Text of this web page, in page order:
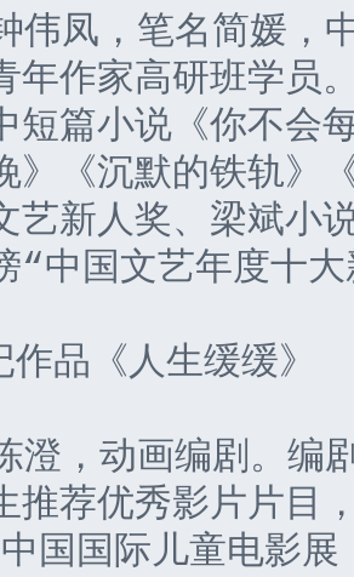
，笔名简媛，中
年作家高研班学员
短篇小说《你不会
》《沉默的铁轨》
艺新人奖、梁斌小
“中国文艺年度十
品《人生缓缓》
动画编剧。编剧
推荐优秀影片片目
国国际儿童电影